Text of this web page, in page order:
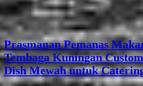
Prasmanan Pemanas
Tembaga Kuningan
Dish Mewah untuk